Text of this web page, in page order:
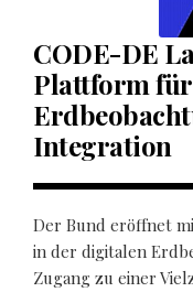
CODE-DE
Plattform
Integration
Der Bund eröffnet
in der digitalen
Zugang zu einer